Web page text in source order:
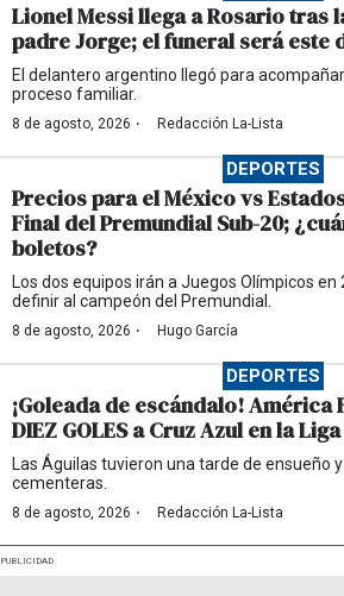
Lionel Messi llega a Rosario tras
padre Jorge; el funeral será este
El delantero argentino llegó para
proceso familiar.
8 de agosto, 2026 · Redacción La-Lista
DEPORTES
Precios para el México vs
Final del Premundial Sub-20;
boletos?
Los dos equipos irán a Juegos Olímpicos
definir al campeón del Premundial.
8 de agosto, 2026 · Hugo García
DEPORTES
¡Goleada de escándalo! América
DIEZ GOLES a Cruz Azul en la
Las Águilas tuvieron una tarde de ensueño
cementeras.
8 de agosto, 2026 · Redacción La-Lista
PUBLICIDAD